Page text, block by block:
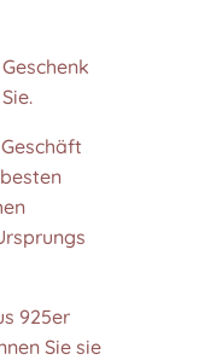
925er
Sie sie